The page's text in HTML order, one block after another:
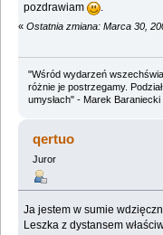
pozdrawiam
.
« Ostatnia zmiana: Marca 30,
"Wśród wydarzeń
różnie je postrzegamy.
umysłach" - Marek Baraniecki
qertuo
Juror
Ja jestem w sumie
Leszka z dystansem